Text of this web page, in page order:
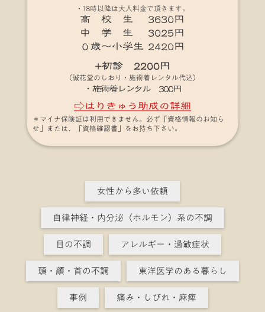
・18時以降は大人料金で頂きます。
高 校 生 3630円
中 学 生 3025円
０歳～小学生 2420円
+初診 2200円
（誠花堂のしおり・施術着レンタル代込）
・施術着レンタル 300円
⇨はりきゅう助成の詳細
＊マイナ保険証は利用できません。必ず「資格情報のお知ら
せ」または、「資格確認書」をお持ち下さい。
女性から多い依頼
自律神経・内分泌（ホルモン）系の不調
目の不調
アレルギー・過敏症状
頭・顔・首の不調
東洋医学のある暮らし
事例
痛み・しびれ・麻痺